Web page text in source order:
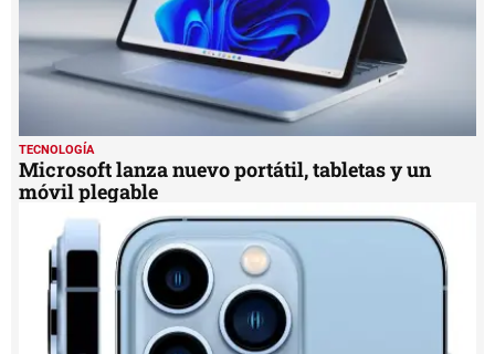
TECNOLOGÍA
Microsoft lanza nuevo portátil, tabletas y un
móvil plegable